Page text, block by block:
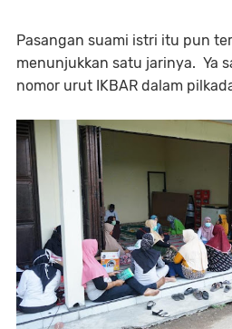
Pasangan suami istri itu pun
menunjukkan satu jarinya. Ya
nomor urut IKBAR dalam